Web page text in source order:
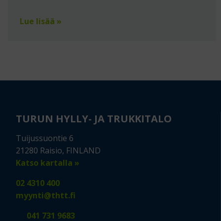
Lue lisää »
TURUN HYLLY- JA TRUKKITALO
Tuijussuontie 6
21280 Raisio, FINLAND
Katso kartalla »
02 4310 400
myynti@thtt.fi
041 731 9683